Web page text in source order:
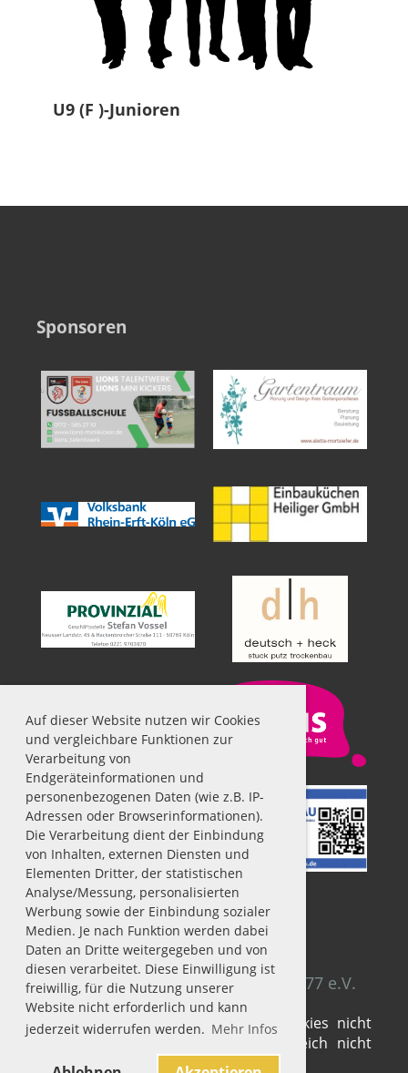
Auf dieser Website nutzen wir Cookies
und vergleichbare Funktionen zur
Verarbeitung von
Endgeräteinformationen und
personenbezogenen Daten (wie z.B. IP-
Adressen oder Browserinformationen).
Die Verarbeitung dient der Einbindung
von Inhalten, externen Diensten und
Elementen Dritter, der statistischen
Analyse/Messung, personalisierten
Werbung sowie der Einbindung sozialer
Medien. Je nach Funktion werden dabei
Daten an Dritte weitergegeben und von
diesen verarbeitet. Diese Einwilligung ist
freiwillig, für die Nutzung unserer
Website nicht erforderlich und kann
jederzeit widerrufen werden. Mehr Infos
U9 (F )-Junioren
Sponsoren
Impressum|Datenschutz
© SV Fühlingen-Chorweiler 1929/77 e.V.
Sie haben die Verwendung von Cookies nicht
akzeptiert. Deshalb kann dieser Bereich nicht
dargestellt werden.